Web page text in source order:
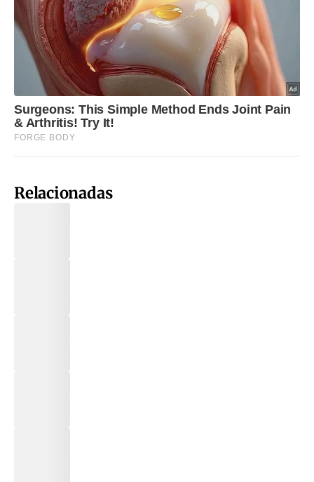
Relacionadas